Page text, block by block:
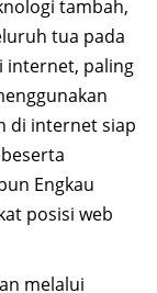
tambah,
tua pada
internet, paling
di internet siap
Engkau
posisi web
melalui